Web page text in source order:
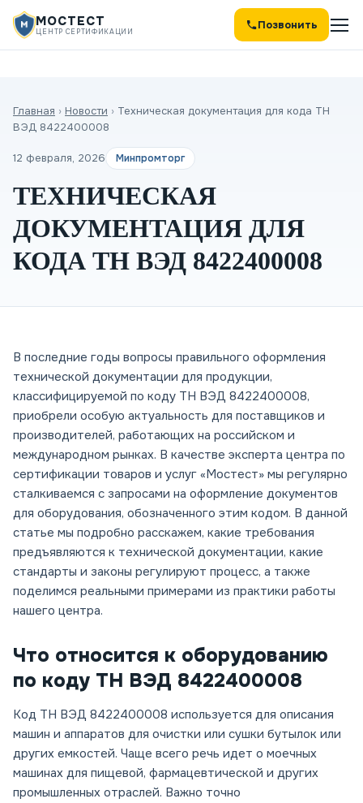
МОСТЕСТ
ЦЕНТР СЕРТИФИКАЦИИ Позвонить
Главная › Новости › Техническая документация для кода ТН
ВЭД 8422400008
12 февраля, 2026 Минпромторг
ТЕХНИЧЕСКАЯ
ДОКУМЕНТАЦИЯ ДЛЯ
КОДА ТН ВЭД 8422400008
В последние годы вопросы правильного оформления
технической документации для продукции,
классифицируемой по коду ТН ВЭД 8422400008,
приобрели особую актуальность для поставщиков и
производителей, работающих на российском и
международном рынках. В качестве эксперта центра по
сертификации товаров и услуг «Мостест» мы регулярно
сталкиваемся с запросами на оформление документов
для оборудования, обозначенного этим кодом. В данной
статье мы подробно расскажем, какие требования
предъявляются к технической документации, какие
стандарты и законы регулируют процесс, а также
поделимся реальными примерами из практики работы
нашего центра.
Что относится к оборудованию
по коду ТН ВЭД 8422400008
Код ТН ВЭД 8422400008 используется для описания
машин и аппаратов для очистки или сушки бутылок или
других емкостей. Чаще всего речь идет о моечных
машинах для пищевой, фармацевтической и других
промышленных отраслей. Важно точно